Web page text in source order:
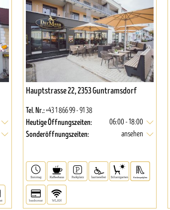
Hauptstrasse 22, 2353 Guntramsdorf
Tel. Nr.:+43 1 866 99 - 91 38
Heutige Öffnungszeiten: 06:00 - 18:00
Sonderöffnungszeiten: ansehen